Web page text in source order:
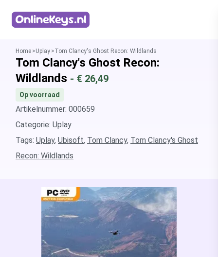
Home Uplay Tom Clancy's Ghost Recon: Wildlands
Tom Clancy's Ghost Recon:
Wildlands - € 26,49
Op voorraad
Artikelnummer: 000659
Categorie: Uplay
Tags: Uplay, Ubisoft, Tom Clancy, Tom Clancy's Ghost
Recon: Wildlands